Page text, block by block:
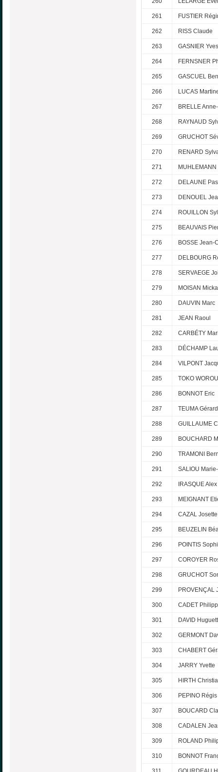
261 FUSTIER
262 RISS Claude
263 GASNIER Yves
264 FERNSNER
265 GASCUEL
266 LUCAS
267 BRELLE
268 RAYNAUD
269 GRUCHOT
270 RENARD
271
272 DELAUNE
273 DENOUEL
274 ROUILLON
275 BEAUVAIS
276 BOSSE Jean-
277 DELBOURG
278 SERVAEGE
279 MOISAN
280 DAUVIN Marc
281 JEAN Raoul
282 CARBÉTY
283 DÉCHAMP
284 VILPONT
285 TOKO
286 BONNOT Eric
287 TEUMA Gérard
288 GUILLAUME
289 BOUCHARD
290 TRAMONI
291 SALIOU
292 IRASQUE Alex
293 MEIGNANT
294 CAZAL Josette
295 BEUZELIN
296 POINTIS
297 COROYER
298 GRUCHOT
299 PROVENÇAL
300 CADET
301 DAVID
302 GERMONT
303 CHABERT
304 JARRY Yvette
305 HIRTH
306 PEPINO Régis
307 BOUCARD
308 CADALEN
309 ROLAND
310 BONNOT